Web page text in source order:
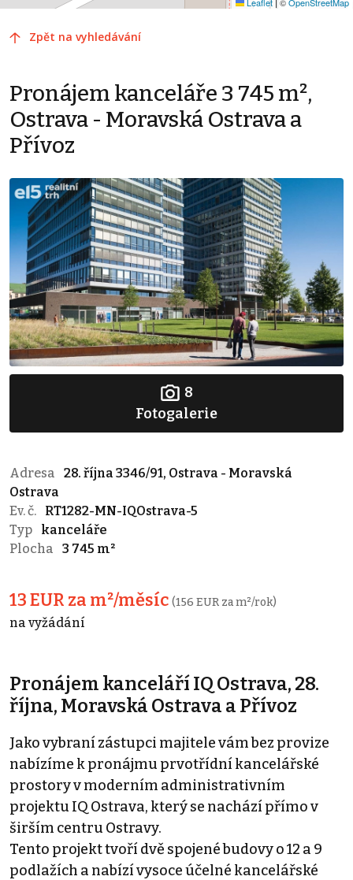
Zpět na vyhledávání
Pronájem kanceláře 3 745 m²,
Ostrava - Moravská Ostrava a
Přívoz
8
Fotogalerie
Adresa
28. října 3346/91, Ostrava - Moravská
Ostrava
Ev. č.
RT1282-MN-IQOstrava-5
Typ
kanceláře
Plocha
3 745 m²
13 EUR za m²/měsíc (156 EUR za m²/rok)
na vyžádání
Pronájem kanceláří IQ Ostrava, 28.
října, Moravská Ostrava a Přívoz
Jako vybraní zástupci majitele vám bez provize
nabízíme k pronájmu prvotřídní kancelářské
prostory v moderním administrativním
projektu IQ Ostrava, který se nachází přímo v
širším centru Ostravy.
Tento projekt tvoří dvě spojené budovy o 12 a 9
podlažích a nabízí vysoce účelné kancelářské